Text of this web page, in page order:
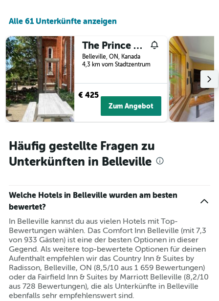
Alle 61 Unterkünfte anzeigen
The Prince Edward County Church, A Unique Escape
Belleville, ON, Kanada
4,3 km vom Stadtzentrum
€ 425
Zum Angebot
Häufig gestellte Fragen zu
Unterkünften in Belleville
Welche Hotels in Belleville wurden am besten
bewertet?
In Belleville kannst du aus vielen Hotels mit Top-
Bewertungen wählen. Das Comfort Inn Belleville (mit 7,3
von 933 Gästen) ist eine der besten Optionen in dieser
Gegend. Als weitere top-bewertete Optionen für deinen
Aufenthalt empfehlen wir das Country Inn & Suites by
Radisson, Belleville, ON (8,5/10 aus 1 659 Bewertungen)
oder da Fairfield Inn & Suites by Marriott Belleville (8,2/10
aus 728 Bewertungen), die als Unterkünfte in Belleville
ebenfalls sehr empfehlenswert sind.